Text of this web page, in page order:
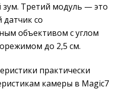
Третий модуль — это
со
объективом с углом
до 2,5 см.
практически
камеры в Magic7